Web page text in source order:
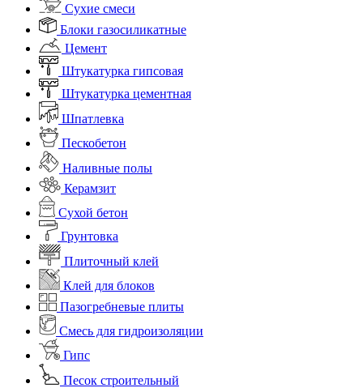
Сухие смеси
Блоки газосиликатные
Цемент
Штукатурка гипсовая
Штукатурка цементная
Шпатлевка
Пескобетон
Наливные полы
Керамзит
Сухой бетон
Грунтовка
Плиточный клей
Клей для блоков
Пазогребневые плиты
Смесь для гидроизоляции
Гипс
Песок строительный